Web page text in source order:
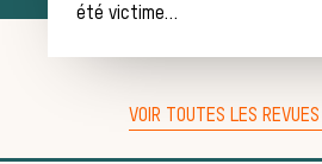
Règles
été victime…
VOIR TOUTES LES